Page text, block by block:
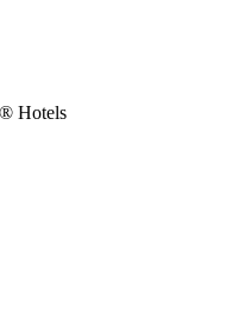
Hotels